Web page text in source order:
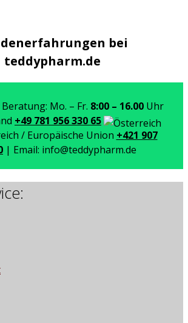
bei
teddypharm.de
Mo. – Fr. 8:00 – 16.00Uhr
+49 781 956 330 65
/ Europäische Union +421 907
| Email: info@teddypharm.de